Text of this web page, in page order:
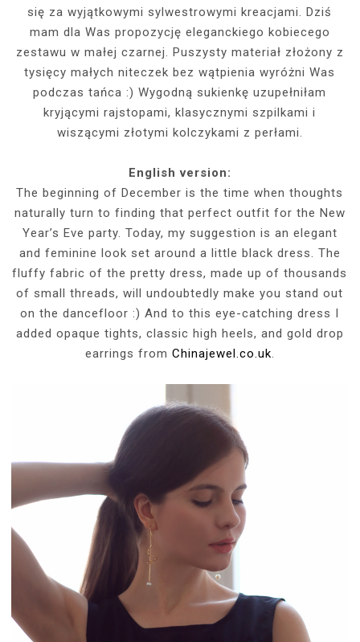
się za wyjątkowymi sylwestrowymi kreacjami. Dziś
mam dla Was propozycję eleganckiego kobiecego
zestawu w małej czarnej. Puszysty materiał złożony z
tysięcy małych niteczek bez wątpienia wyróżni Was
podczas tańca :) Wygodną sukienkę uzupełniłam
kryjącymi rajstopami, klasycznymi szpilkami i
wiszącymi złotymi kolczykami z perłami.
English version:
The beginning of December is the time when thoughts
naturally turn to finding that perfect outfit for the New
Year’s Eve party. Today, my suggestion is an elegant
and feminine look set around a little black dress. The
fluffy fabric of the pretty dress, made up of thousands
of small threads, will undoubtedly make you stand out
on the dancefloor :) And to this eye-catching dress I
added opaque tights, classic high heels, and gold drop
earrings from Chinajewel.co.uk.